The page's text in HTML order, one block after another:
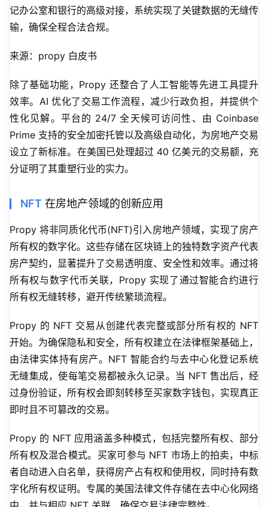
记办公室和银行的高级对接，系统实现了关键数据的无缝传
输，确保全程合法合规。
来源：propy 白皮书
除了基础功能，Propy 还整合了人工智能等先进工具提升
效率。AI 优化了交易工作流程，减少行政负担，并提供个
性化见解。平台的 24/7 全天候可访问性、由 Coinbase
Prime 支持的安全加密托管以及高级自动化，为房地产交易
设立了新标准。在美国已处理超过 40 亿美元的交易额，充
分证明了其重塑行业的实力。
NFT 在房地产领域的创新应用
Propy 将非同质化代币(NFT)引入房地产领域，实现了房产
所有权的数字化。这些存储在区块链上的独特数字资产代表
房产契约，显著提升了交易透明度、安全性和效率。通过将
所有权与数字代币关联，Propy 实现了通过智能合约进行
所有权无缝转移，避开传统繁琐流程。
Propy 的 NFT 交易从创建代表完整或部分所有权的 NFT
开始。为确保隐私和安全，所有权建立在法律框架基础上，
由法律实体持有房产。NFT 智能合约与去中心化登记系统
无缝集成，使每笔交易都被永久记录。当 NFT 售出后，经
过身份验证，所有权会即刻转移至买家数字钱包，实现真正
即时且不可篡改的交易。
Propy 的 NFT 应用涵盖多种模式，包括完整所有权、部分
所有权及混合模式。买家可参与 NFT 市场上的拍卖，中标
者自动进入白名单，获得房产占有权和使用权，同时持有数
字化所有权证明。专属的美国法律文件存储在去中心化网络